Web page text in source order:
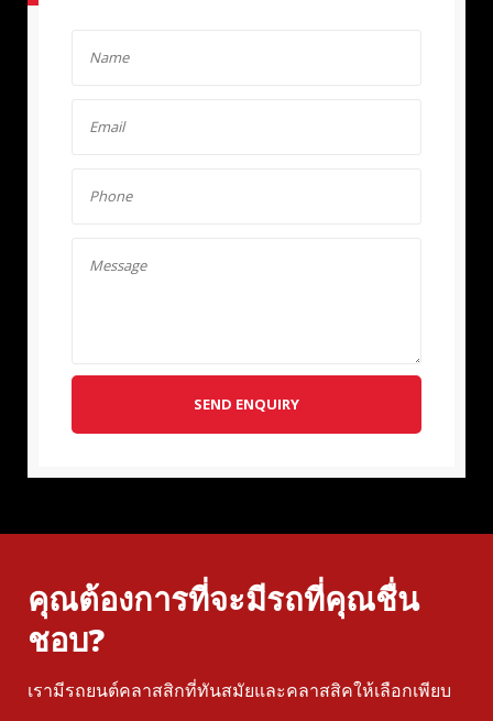
SEND ENQUIRY
คุณต้องการที่จะมีรถที่คุณชื่น
ชอบ?
เรามีรถยนต์คลาสสิกที่ทันสมัยและคลาสสิคให้เลือกเพียบ